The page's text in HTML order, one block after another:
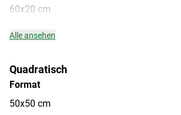
60x20 cm
Alle ansehen
Quadratisch
Format
50x50 cm